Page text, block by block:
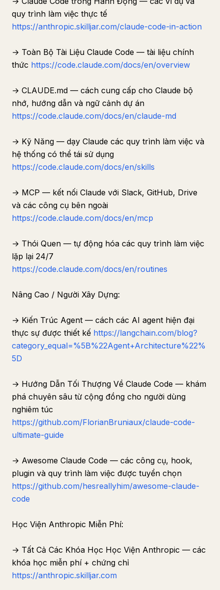
quy trình làm việc thực tế
https://anthropic.skilljar.com/claude-code-in-action
→ Toàn Bộ Tài Liệu Claude Code — tài liệu chính
thức https://code.claude.com/docs/en/overview
→ CLAUDE.md — cách cung cấp cho Claude bộ
nhớ, hướng dẫn và ngữ cảnh dự án
https://code.claude.com/docs/en/claude-md
→ Kỹ Năng — dạy Claude các quy trình làm việc và
hệ thống có thể tái sử dụng
https://code.claude.com/docs/en/skills
→ MCP — kết nối Claude với Slack, GitHub, Drive
và các công cụ bên ngoài
https://code.claude.com/docs/en/mcp
→ Thói Quen — tự động hóa các quy trình làm việc
lặp lại 24/7
https://code.claude.com/docs/en/routines
Nâng Cao / Người Xây Dựng:
→ Kiến Trúc Agent — cách các AI agent hiện đại
thực sự được thiết kế https://langchain.com/blog?
category_equal=%5B%22Agent+Architecture%22%
5D
→ Hướng Dẫn Tối Thượng Về Claude Code — khám
phá chuyên sâu từ cộng đồng cho người dùng
nghiêm túc
https://github.com/FlorianBruniaux/claude-code-
ultimate-guide
→ Awesome Claude Code — các công cụ, hook,
plugin và quy trình làm việc được tuyển chọn
https://github.com/hesreallyhim/awesome-claude-
code
Học Viện Anthropic Miễn Phí:
→ Tất Cả Các Khóa Học Học Viện Anthropic — các
khóa học miễn phí + chứng chỉ
https://anthropic.skilljar.com